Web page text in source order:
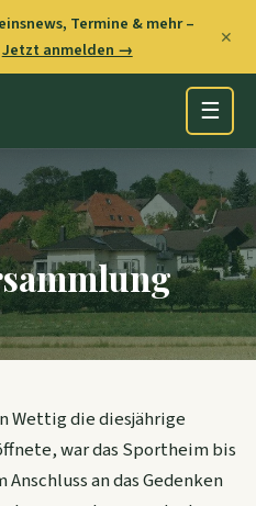
Termine & mehr –
Jetzt anmelden →
✕
☰
Wettig die diesjährige
war das Sportheim bis
an das Gedenken